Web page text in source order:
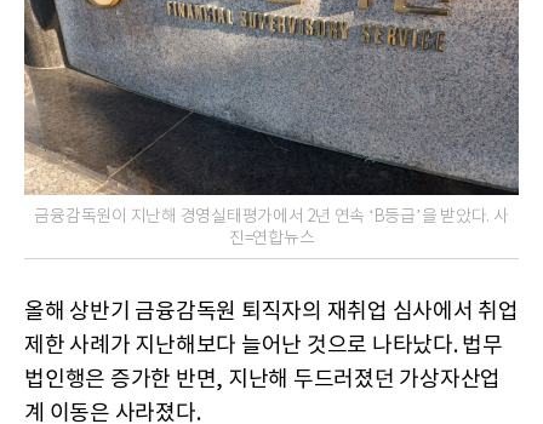
금융감독원이 지난해 경영실태평가에서 2년 연속 ‘B등급’을 받았다. 사
진=연합뉴스
올해 상반기 금융감독원 퇴직자의 재취업 심사에서 취업
제한 사례가 지난해보다 늘어난 것으로 나타났다. 법무
법인행은 증가한 반면, 지난해 두드러졌던 가상자산업
계 이동은 사라졌다.